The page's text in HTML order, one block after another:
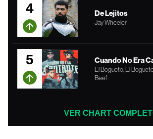
4 De Lejitos
Jay Wheeler
5 Cuando No Era
El Bogueto, El
Beef
VER CHART